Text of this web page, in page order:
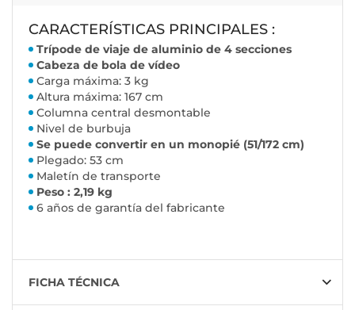
CARACTERÍSTICAS PRINCIPALES :
Trípode de viaje de aluminio de 4 secciones
Cabeza de bola de vídeo
Carga máxima: 3 kg
Altura máxima: 167 cm
Columna central desmontable
Nivel de burbuja
Se puede convertir en un monopié (51/172 cm)
Plegado: 53 cm
Maletín de transporte
Peso : 2,19 kg
6 años de garantía del fabricante
FICHA TÉCNICA